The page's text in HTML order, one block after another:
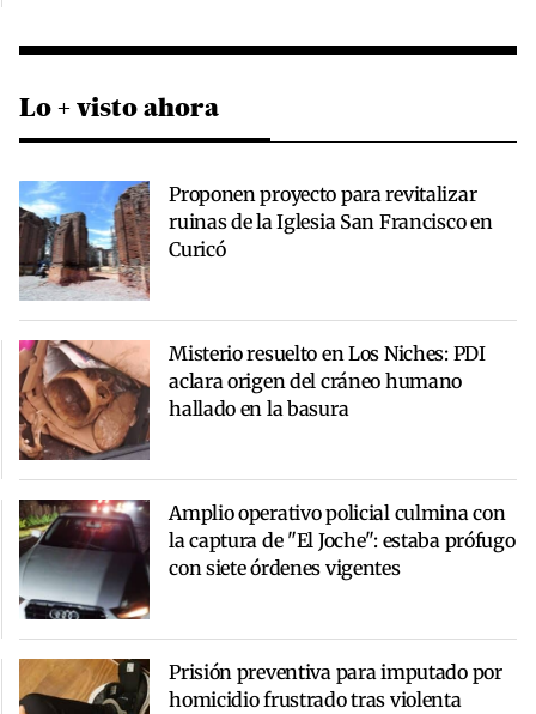
Lo + visto ahora
Proponen proyecto para revitalizar
ruinas de la Iglesia San Francisco en
Curicó
Misterio resuelto en Los Niches: PDI
aclara origen del cráneo humano
hallado en la basura
Amplio operativo policial culmina con
la captura de "El Joche": estaba prófugo
con siete órdenes vigentes
Prisión preventiva para imputado por
homicidio frustrado tras violenta